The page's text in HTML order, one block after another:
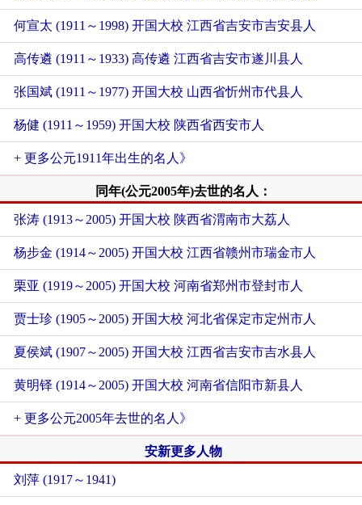
何宣太 (1911～1998) 开国大校 江西省吉安市吉安县人
高传遴 (1911～1933) 高传遴 江西省吉安市遂川县人
张国斌 (1911～1977) 开国大校 山西省忻州市代县人
杨健 (1911～1959) 开国大校 陕西省西安市人
+ 更多公元1911年出生的名人》
同年(公元2005年)去世的名人：
张涛 (1913～2005) 开国大校 陕西省渭南市大荔人
杨步金 (1914～2005) 开国大校 江西省赣州市瑞金市人
栗亚 (1919～2005) 开国大校 河南省郑州市登封市人
贾士珍 (1905～2005) 开国大校 河北省保定市定州市人
夏侯斌 (1907～2005) 开国大校 江西省吉安市吉水县人
黄明铎 (1914～2005) 开国大校 河南省信阳市新县人
+ 更多公元2005年去世的名人》
安新更多人物
刘萍 (1917～1941)